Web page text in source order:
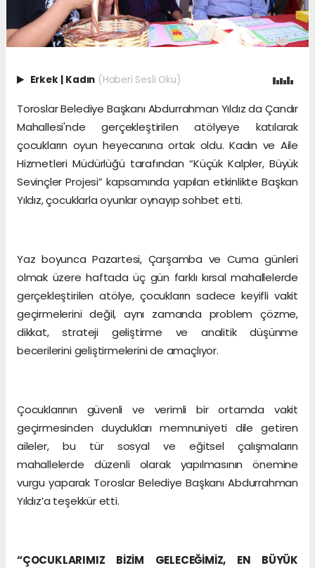
Erkek | Kadın (Haberi Sesli Oku)
Toroslar Belediye Başkanı Abdurrahman Yıldız da Çandır
Mahallesi'nde gerçekleştirilen atölyeye katılarak
çocukların oyun heyecanına ortak oldu. Kadın ve Aile
Hizmetleri Müdürlüğü tarafından “Küçük Kalpler, Büyük
Sevinçler Projesi” kapsamında yapılan etkinlikte Başkan
Yıldız, çocuklarla oyunlar oynayıp sohbet etti.
Yaz boyunca Pazartesi, Çarşamba ve Cuma günleri
olmak üzere haftada üç gün farklı kırsal mahallelerde
gerçekleştirilen atölye, çocukların sadece keyifli vakit
geçirmelerini değil, aynı zamanda problem çözme,
dikkat, strateji geliştirme ve analitik düşünme
becerilerini geliştirmelerini de amaçlıyor.
Çocuklarının güvenli ve verimli bir ortamda vakit
geçirmesinden duydukları memnuniyeti dile getiren
aileler, bu tür sosyal ve eğitsel çalışmaların
mahallelerde düzenli olarak yapılmasının önemine
vurgu yaparak Toroslar Belediye Başkanı Abdurrahman
Yıldız’a teşekkür etti.
“ÇOCUKLARIMIZ BİZİM GELECEĞİMİZ, EN BÜYÜK